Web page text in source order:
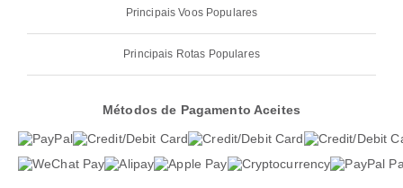
Principais Voos Populares
Principais Rotas Populares
Métodos de Pagamento Aceites